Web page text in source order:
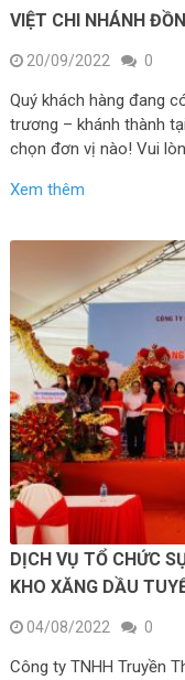
VIỆT CHI NHÁNH
20/09/2022 0
Quý khách hàng đang
trương – khánh thành
chọn đơn vị nào! Vui
Xem thêm
DỊCH VỤ TỔ CHỨC
KHO XĂNG DẦU
04/08/2022 0
Công ty TNHH Truyền